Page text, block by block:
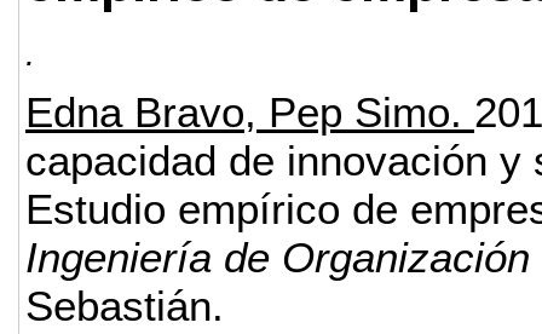
.
Edna Bravo, Pep Simo.
capacidad de innovación
Estudio empírico de
Ingeniería de Organización
Sebastián.